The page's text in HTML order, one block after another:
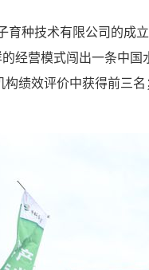
育种技术有限公司的
经营模式闯出一条中
绩效评价中获得前三